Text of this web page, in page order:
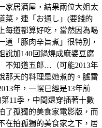
家居酒屋，結果兩位大姐太
菜，連「お通し」(要錢的
每道都算好吃，當然因為喝
道「豚肉辛旨煮」很特別，
說加140回鍋燒成麻婆豆腐
不知道五郎…（可能2013年
那天的料理是她煮的。臚雷
年，一幌已經是13年前
11季，中間還穿插著十數
了孤獨的美食家電影版，而
在拍孤獨的美食家之下，居